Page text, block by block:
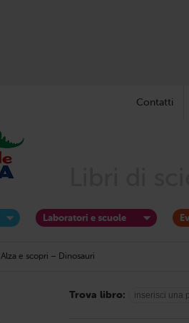
Contatti
Laboratori e scuole
Alza e scopri – Dinosauri
Trova libro: